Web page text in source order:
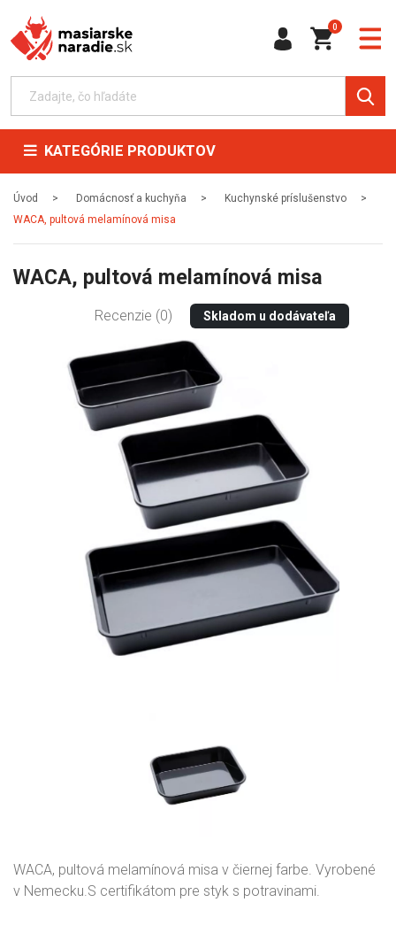
0
KATEGÓRIE PRODUKTOV
Úvod Domácnosť a kuchyňa
Kuchynské príslušenstvo
WACA, pultová melamínová misa
WACA, pultová melamínová misa
Recenzie (0) Skladom u dodávateľa
WACA, pultová melamínová misa v čiernej farbe. Vyrobené
v Nemecku.S certifikátom pre styk s potravinami.